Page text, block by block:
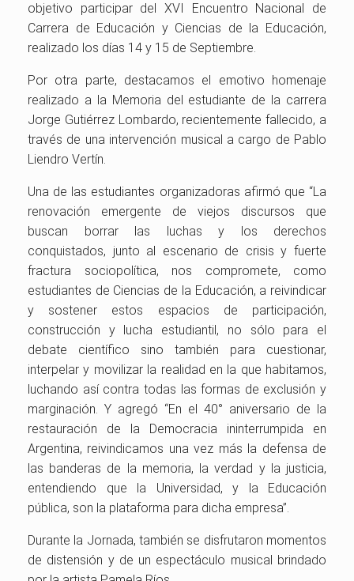
objetivo participar del XVI Encuentro Nacional de
Carrera de Educación y Ciencias de la Educación,
realizado los días 14 y 15 de Septiembre.
Por otra parte, destacamos el emotivo homenaje
realizado a la Memoria del estudiante de la carrera
Jorge Gutiérrez Lombardo, recientemente fallecido, a
través de una intervención musical a cargo de Pablo
Liendro Vertín.
Una de las estudiantes organizadoras afirmó que “La
renovación emergente de viejos discursos que
buscan borrar las luchas y los derechos
conquistados, junto al escenario de crisis y fuerte
fractura sociopolítica, nos compromete, como
estudiantes de Ciencias de la Educación, a reivindicar
y sostener estos espacios de participación,
construcción y lucha estudiantil, no sólo para el
debate científico sino también para cuestionar,
interpelar y movilizar la realidad en la que habitamos,
luchando así contra todas las formas de exclusión y
marginación. Y agregó “En el 40° aniversario de la
restauración de la Democracia ininterrumpida en
Argentina, reivindicamos una vez más la defensa de
las banderas de la memoria, la verdad y la justicia,
entendiendo que la Universidad, y la Educación
pública, son la plataforma para dicha empresa”.
Durante la Jornada, también se disfrutaron momentos
de distensión y de un espectáculo musical brindado